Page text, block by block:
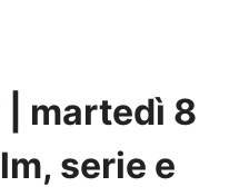
| martedì 8
serie e